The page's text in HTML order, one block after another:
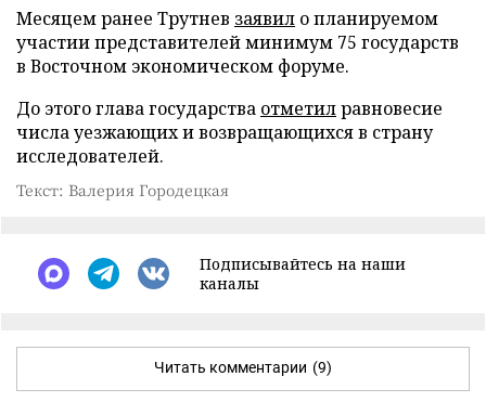
Месяцем ранее Трутнев заявил о планируемом
участии представителей минимум 75 государств
в Восточном экономическом форуме.
До этого глава государства отметилравновесие
числа уезжающих и возвращающихся в страну
исследователей.
Текст: Валерия Городецкая
Подписывайтесь на наши
каналы
Читать комментарии (9)